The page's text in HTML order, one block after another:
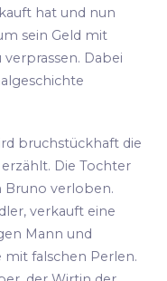
hat und nun
sein Geld mit
Dabei
bruchstückhaft die
Die Tochter
Bruno verloben.
verkauft eine
Mann und
falschen Perlen.